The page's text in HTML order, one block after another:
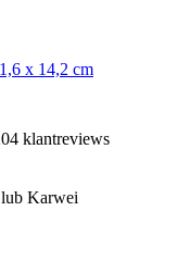
x 14,2 cm
klantreviews
Karwei